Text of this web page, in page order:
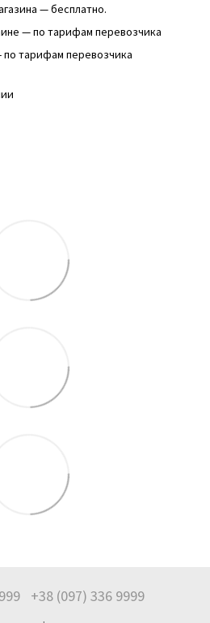
— бесплатно.
— по тарифам перевозчика
по тарифам перевозчика
+38 (097) 336 9999